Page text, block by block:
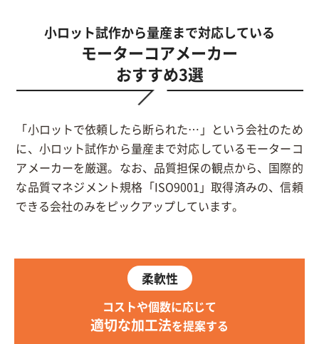
小ロット試作から量産まで対応している
モーターコアメーカー
おすすめ3選
「小ロットで依頼したら断られた…」という会社のため
に、小ロット試作から量産まで対応しているモーターコ
アメーカーを厳選。なお、品質担保の観点から、国際的
な品質マネジメント規格「ISO9001」取得済みの、信頼
できる会社のみをピックアップしています。
柔軟性
コストや個数に応じて
適切な加工法を提案する